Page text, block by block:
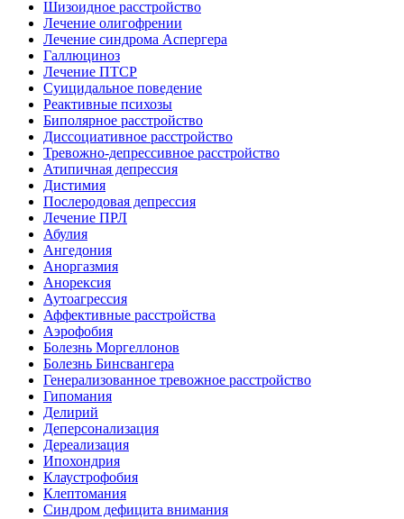
Шизоидное расстройство
Лечение олигофрении
Лечение синдрома Аспергера
Галлюциноз
Лечение ПТСР
Суицидальное поведение
Реактивные психозы
Биполярное расстройство
Диссоциативное расстройство
Тревожно-депрессивное расстройство
Атипичная депрессия
Дистимия
Послеродовая депрессия
Лечение ПРЛ
Абулия
Ангедония
Аноргазмия
Анорексия
Аутоагрессия
Аффективные расстройства
Аэрофобия
Болезнь Моргеллонов
Болезнь Бинсвангера
Генерализованное тревожное расстройство
Гипомания
Делирий
Деперсонализация
Дереализация
Ипохондрия
Клаустрофобия
Клептомания
Синдром дефицита внимания